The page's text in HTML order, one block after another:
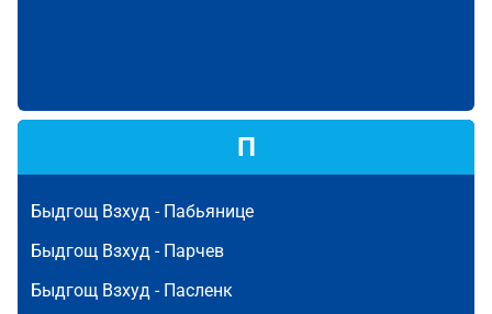
П
Быдгощ Взхуд - Пабьянице
Быдгощ Взхуд - Парчев
Быдгощ Взхуд - Пасленк